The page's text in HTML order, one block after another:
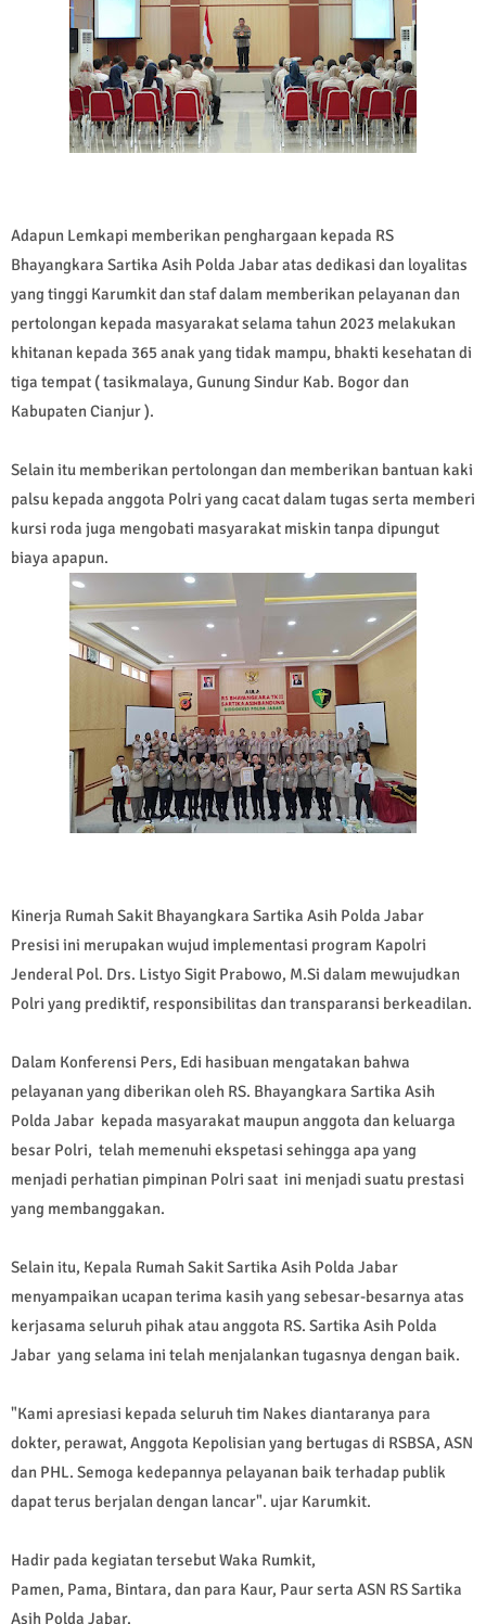
Adapun Lemkapi memberikan penghargaan kepada RS
Bhayangkara Sartika Asih Polda Jabar atas dedikasi dan loyalitas
yang tinggi Karumkit dan staf dalam memberikan pelayanan dan
pertolongan kepada masyarakat selama tahun 2023 melakukan
khitanan kepada 365 anak yang tidak mampu, bhakti kesehatan di
tiga tempat ( tasikmalaya, Gunung Sindur Kab. Bogor dan
Kabupaten Cianjur ).
Selain itu memberikan pertolongan dan memberikan bantuan kaki
palsu kepada anggota Polri yang cacat dalam tugas serta memberi
kursi roda juga mengobati masyarakat miskin tanpa dipungut
biaya apapun.
Kinerja Rumah Sakit Bhayangkara Sartika Asih Polda Jabar
Presisi ini merupakan wujud implementasi program Kapolri
Jenderal Pol. Drs. Listyo Sigit Prabowo, M.Si dalam mewujudkan
Polri yang prediktif, responsibilitas dan transparansi berkeadilan.
Dalam Konferensi Pers, Edi hasibuan mengatakan bahwa
pelayanan yang diberikan oleh RS. Bhayangkara Sartika Asih
Polda Jabar kepada masyarakat maupun anggota dan keluarga
besar Polri, telah memenuhi ekspetasi sehingga apa yang
menjadi perhatian pimpinan Polri saat ini menjadi suatu prestasi
yang membanggakan.
Selain itu, Kepala Rumah Sakit Sartika Asih Polda Jabar
menyampaikan ucapan terima kasih yang sebesar-besarnya atas
kerjasama seluruh pihak atau anggota RS. Sartika Asih Polda
Jabar yang selama ini telah menjalankan tugasnya dengan baik.
"Kami apresiasi kepada seluruh tim Nakes diantaranya para
dokter, perawat, Anggota Kepolisian yang bertugas di RSBSA, ASN
dan PHL. Semoga kedepannya pelayanan baik terhadap publik
dapat terus berjalan dengan lancar". ujar Karumkit.
Hadir pada kegiatan tersebut Waka Rumkit,
Pamen, Pama, Bintara, dan para Kaur, Paur serta ASN RS Sartika
Asih Polda Jabar.